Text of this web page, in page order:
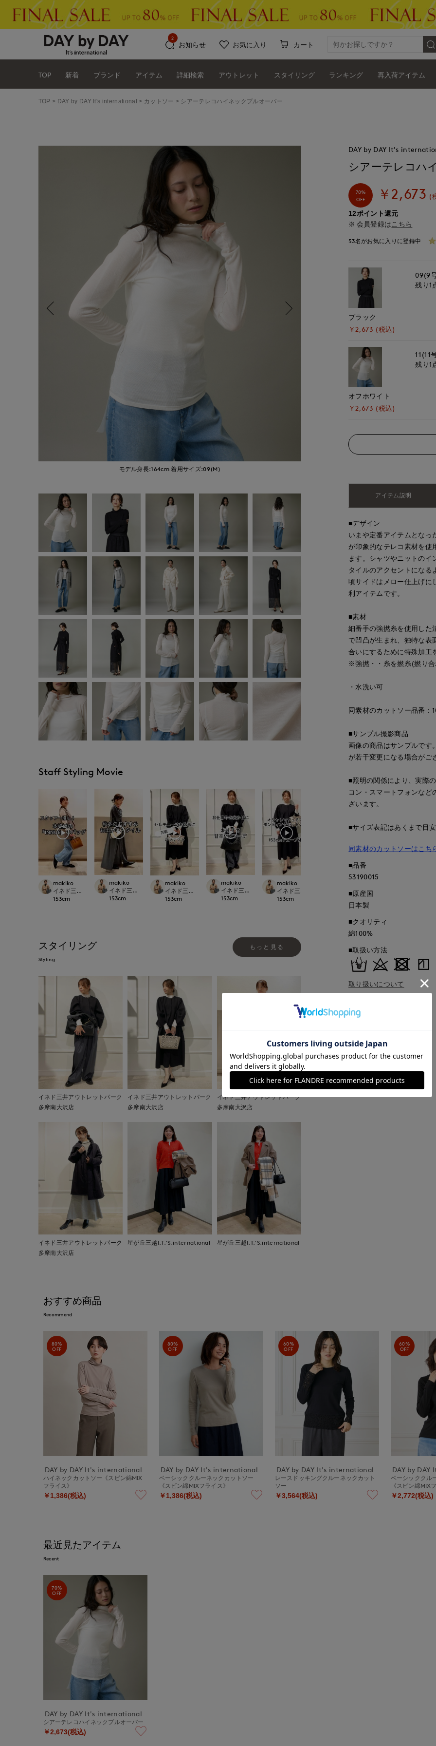
お知らせ
2
お気に入り カート
TOP 新着 ブランド アイテム 詳細検索 アウトレット スタイリング ランキング 再入荷アイテム
TOP DAY by DAY It's international カットソー シアーテレコハイネックプルオーバー
モデル身長:164cm 着用サイズ:09(M)
Staff Styling Movie
makiko
イネド三井アウトレットパーク多摩南大沢店
153cm
makiko
イネド三井アウトレットパーク多摩南大沢店
153cm
makiko
イネド三井アウトレットパーク多摩南大沢店
153cm
makiko
イネド三井アウトレットパーク多摩南大沢店
153cm
makiko
イネド三井アウトレットパーク多摩南大沢店
153cm
イネド三井アウトレットパーク多摩南
スタイリング
Styling
もっと見る
イネド三井アウトレットパーク
多摩南大沢店
イネド三井アウトレットパーク
多摩南大沢店
イネド三井アウトレットパーク
多摩南大沢店
イネド三井アウトレットパーク
多摩南大沢店
星が丘三越I.T.'S.international 星が丘三越I.T.'S.international
DAY by DAY It's
シアーテレコハ
70%
OFF
￥2,673 (
12ポイント還元
会員登録は こちら
53名がお気に入りに登録中
ブラック
￥2,673 (税込)
09(9
残り1
オフホワイト
￥2,673 (税込)
11(11
残り1
アイテム説明
■デザイン
いまや定番アイテムとなっ
が印象的なテレコ素材を使
ます。シャツやニットのイ
タイルのアクセントになる
頃サイドはメロー仕上げに
利アイテムです。
■素材
細番手の強撚糸を使用した
で凹凸が生まれ、独特な表
合いにするために特殊加工
※強撚・・糸を撚糸(撚り
・水洗い可
同素材のカットソー品番：
■サンプル撮影商品
画像の商品はサンプルです
が若干変更になる場合がご
■照明の関係により、実際
コン・スマートフォンなど
ざいます。
■サイズ表記はあくまで目安
同素材のカットソーはこち
■品番
53190015
■原産国
日本製
■クオリティ
綿100%
■取扱い方法
取り扱いについて
おすすめ商品
Recommend
80%
OFF
DAY by DAY It's international
ハイネックカットソー《スビン綿MIX
フライス》
￥1,386(税込)
80%
OFF
DAY by DAY It's international
ベーシッククルーネックカットソー
《スビン綿MIXフライス》
￥1,386(税込)
60%
OFF
DAY by DAY It's international
レースドッキングクルーネックカット
ソー
￥3,564(税込)
60%
OFF
DAY by
ベーシッククル
《スビン綿MIX
￥2,772(税込)
最近見たアイテム
Recent
70%
OFF
DAY by DAY It's international
シアーテレコハイネックプルオーバー
￥2,673(税込)